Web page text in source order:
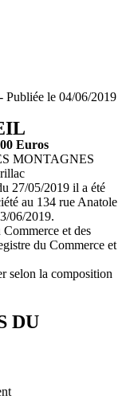
Publiée le 04/06/2019
Euros
MONTAGNES
27/05/2019 il a été
au 134 rue Anatole
06/2019.
et des
du Commerce et
selon la composition
DU